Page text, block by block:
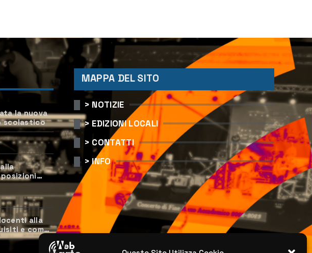
la nuova
scolastico
alla
e come
MAPPA DEL SITO
> NOTIZIE
> EDIZIONI LOCALI
> CONTATTI
> INFO